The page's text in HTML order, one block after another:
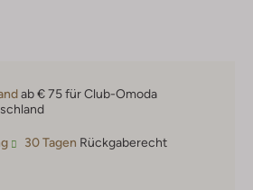
ab € 75 für Club-Omoda
30 Tagen Rückgaberecht